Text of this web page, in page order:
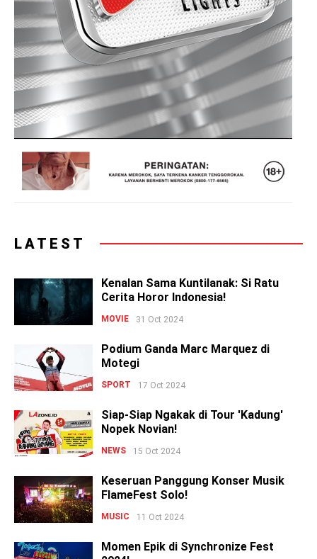
LATEST
Kenalan Sama Kuntilanak: Si Ratu
Cerita Horor Indonesia!
MOVIE 31 Oct 2024
Podium Ganda Marc Marquez di
Motegi
SPORT 17 Oct 2024
Siap-Siap Ngakak di Tour 'Kadung'
Nopek Novian!
NEWS 15 Oct 2024
Keseruan Panggung Konser Musik
FlameFest Solo!
MUSIC 11 Oct 2024
Momen Epik di Synchronize Fest